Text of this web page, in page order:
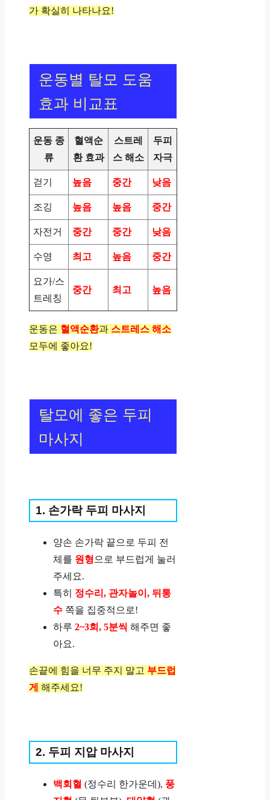
가 확실히 나타나요!
운동별 탈모 도움
효과 비교표
운동 종
류
혈액순
환 효과
스트레
스 해소
두피
자극
걷기 높음 중간 낮음
조깅 높음 높음 중간
자전거 중간 중간 낮음
수영 최고 높음 중간
요가/스
트레칭
중간 최고 높음
운동은 혈액순환과 스트레스 해소
모두에 좋아요!
탈모에 좋은 두피
마사지
1. 손가락 두피 마사지
양손 손가락 끝으로 두피 전
체를 원형 으로 부드럽게 눌러
주세요.
특히 정수리, 관자놀이, 뒤통
수 쪽을 집중적으로!
하루 2~3회, 5분씩 해주면 좋
아요.
손끝에 힘을 너무 주지 말고 부드럽
게 해주세요!
2. 두피 지압 마사지
백회혈 (정수리 한가운데), 풍